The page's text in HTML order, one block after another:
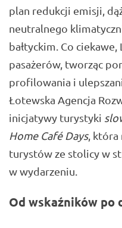
plan redukcji emisji,
neutralnego
bałtyckim. Co
pasażerów, tworząc
profilowania i
Łotewska Agencja
inicjatywy turystyki
Home Café Days, która
turystów ze stolicy w
w wydarzeniu.
Od wskaźników po